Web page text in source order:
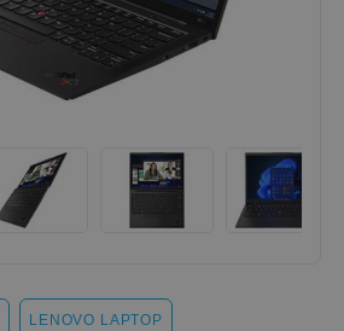
LENOVO LAPTOP